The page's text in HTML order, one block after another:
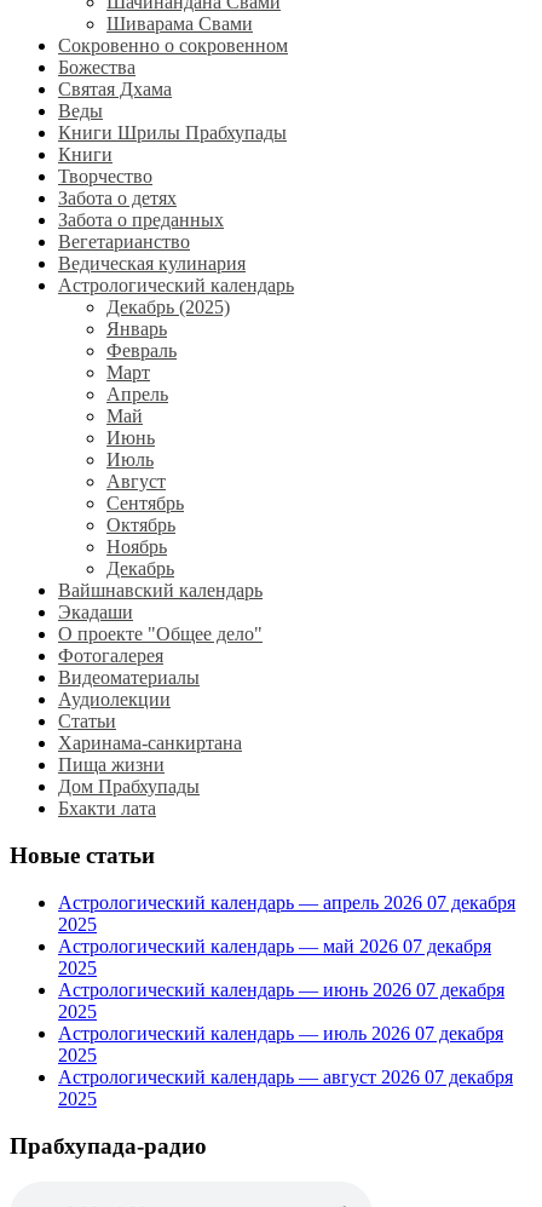
Шиварама Свами
Сокровенно о сокровенном
Божества
Святая Дхама
Веды
Книги Шрилы Прабхупады
Книги
Творчество
Забота о детях
Забота о преданных
Вегетарианство
Ведическая кулинария
Астрологический календарь
Декабрь (2025)
Январь
Февраль
Март
Апрель
Май
Июнь
Июль
Август
Сентябрь
Октябрь
Ноябрь
Декабрь
Вайшнавский календарь
Экадаши
О проекте "Общее дело"
Фотогалерея
Видеоматериалы
Аудиолекции
Статьи
Харинама-санкиртана
Пища жизни
Дом Прабхупады
Бхакти лата
Новые статьи
Астрологический календарь — апрель 2026 07 декабря
2025
Астрологический календарь — май 2026 07 декабря
2025
Астрологический календарь — июнь 2026 07 декабря
2025
Астрологический календарь — июль 2026 07 декабря
2025
Астрологический календарь — август 2026 07 декабря
2025
Прабхупада-радио